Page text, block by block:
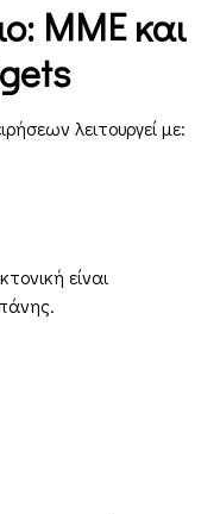
ΜΜΕ και
λειτουργεί με:
είναι